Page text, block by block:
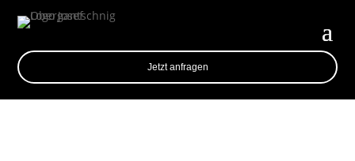
Jetzt anfragen